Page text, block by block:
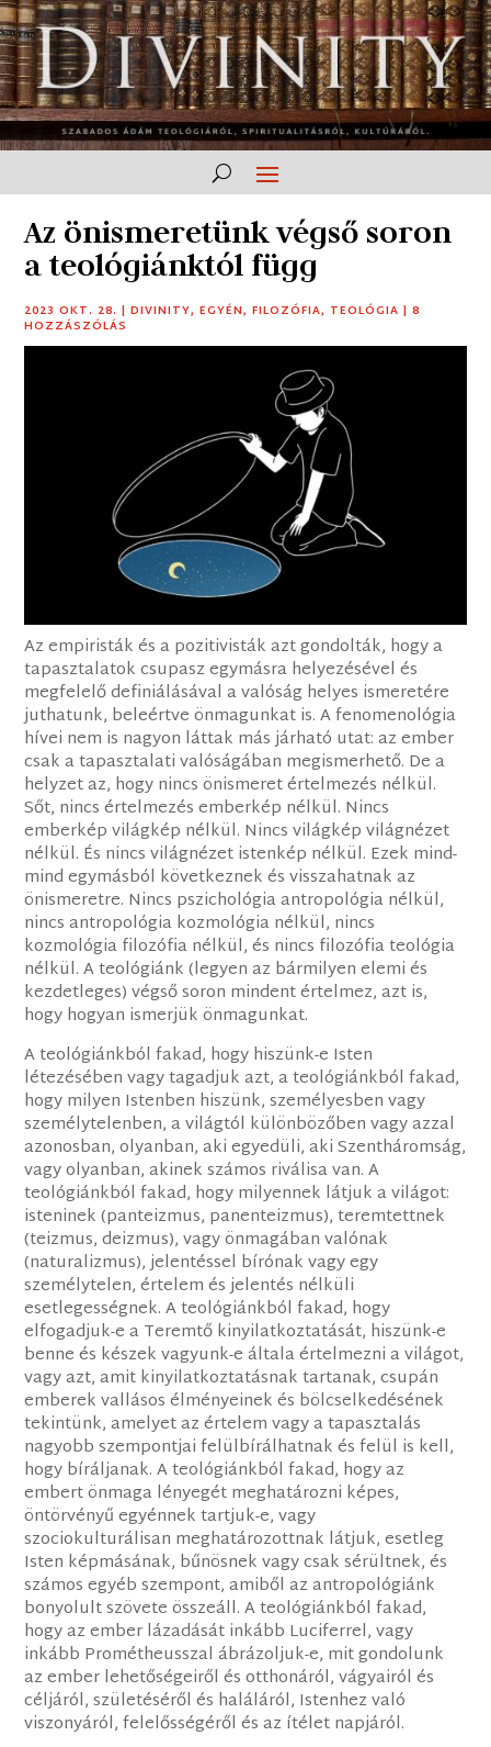
Az önismeretünk végső soron
a teológiánktól függ
2023 OKT. 28. |DIVINITY,EGYÉN,FILOZÓFIA, TEOLÓGIA |8
HOZZÁSZÓLÁS
Az empiristák és a pozitivisták azt gondolták, hogy a
tapasztalatok csupasz egymásra helyezésével és
megfelelő definiálásával a valóság helyes ismeretére
juthatunk, beleértve önmagunkat is. A fenomenológia
hívei nem is nagyon láttak más járható utat: az ember
csak a tapasztalati valóságában megismerhető. De a
helyzet az, hogy nincs önismeret értelmezés nélkül.
Sőt, nincs értelmezés emberkép nélkül. Nincs
emberkép világkép nélkül. Nincs világkép világnézet
nélkül. És nincs világnézet istenkép nélkül. Ezek mind-
mind egymásból következnek és visszahatnak az
önismeretre. Nincs pszichológia antropológia nélkül,
nincs antropológia kozmológia nélkül, nincs
kozmológia filozófia nélkül, és nincs filozófia teológia
nélkül. A teológiánk (legyen az bármilyen elemi és
kezdetleges) végső soron mindent értelmez, azt is,
hogy hogyan ismerjük önmagunkat.
A teológiánkból fakad, hogy hiszünk-e Isten
létezésében vagy tagadjuk azt, a teológiánkból fakad,
hogy milyen Istenben hiszünk, személyesben vagy
személytelenben, a világtól különbözőben vagy azzal
azonosban, olyanban, aki egyedüli, aki Szentháromság,
vagy olyanban, akinek számos riválisa van. A
teológiánkból fakad, hogy milyennek látjuk a világot:
isteninek (panteizmus, panenteizmus), teremtettnek
(teizmus, deizmus), vagy önmagában valónak
(naturalizmus), jelentéssel bírónak vagy egy
személytelen, értelem és jelentés nélküli
esetlegességnek. A teológiánkból fakad, hogy
elfogadjuk-e a Teremtő kinyilatkoztatását, hiszünk-e
benne és készek vagyunk-e általa értelmezni a világot,
vagy azt, amit kinyilatkoztatásnak tartanak, csupán
emberek vallásos élményeinek és bölcselkedésének
tekintünk, amelyet az értelem vagy a tapasztalás
nagyobb szempontjai felülbírálhatnak és felül is kell,
hogy bíráljanak. A teológiánkból fakad, hogy az
embert önmaga lényegét meghatározni képes,
öntörvényű egyénnek tartjuk-e, vagy
szociokulturálisan meghatározottnak látjuk, esetleg
Isten képmásának, bűnösnek vagy csak sérültnek, és
számos egyéb szempont, amiből az antropológiánk
bonyolult szövete összeáll. A teológiánkból fakad,
hogy az ember lázadását inkább Luciferrel, vagy
inkább Prométheusszal ábrázoljuk-e, mit gondolunk
az ember lehetőségeiről és otthonáról, vágyairól és
céljáról, születéséről és haláláról, Istenhez való
viszonyáról, felelősségéről és az ítélet napjáról.